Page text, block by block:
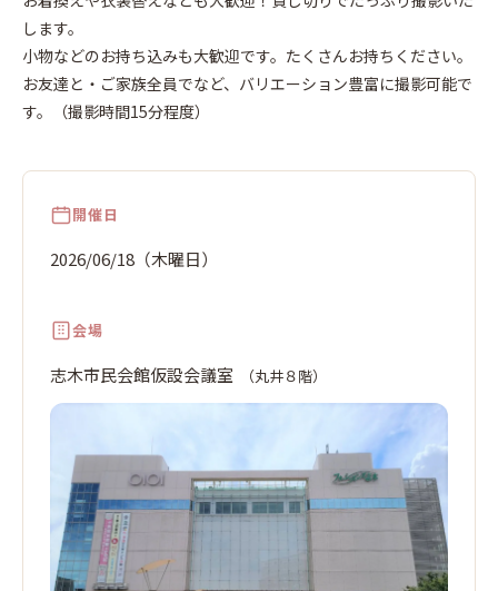
します。
小物などのお持ち込みも大歓迎です。たくさんお持ちください。
お友達と・ご家族全員でなど、バリエーション豊富に撮影可能で
す。（撮影時間15分程度）
開催日
2026/06/18（木曜日）
会場
志木市民会館仮設会議室 （丸井８階）